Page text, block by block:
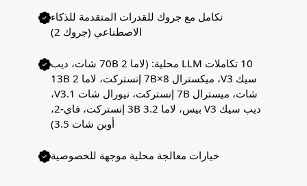
تكامل مع جروك للقدرات المتقدمة للذكاء
الاصطناعي (جروك 2)
10 تكاملات LLM محلية: (لاما 2 70B شات، ديب
سيك V3، ميكسترال 8×7B إنستركت، لاما 2 13B
شات، ميسترال 7B إنستركت، نيورال شات V3.1،
ديب سيك V3 بيس، لاما 3.2 3B إنستركت، فاي-2،
أوبن شات 3.5)
خيارات معالجة محلية موجهة للخصوصية